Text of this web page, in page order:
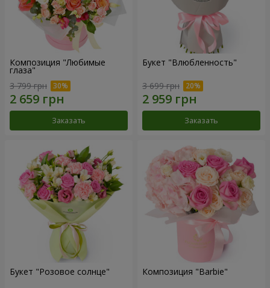
Композиция "Любимые
глаза"
3 799 грн
Заказать
Букет "Влюбленность"
3 699 грн
Заказать
Букет "Розовое солнце" Композиция "Barbie"